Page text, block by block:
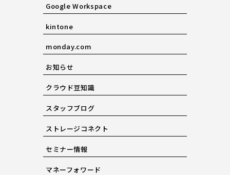
Google Workspace
kintone
monday.com
お知らせ
クラウド豆知識
スタッフブログ
ストレージコネクト
セミナー情報
マネーフォワード